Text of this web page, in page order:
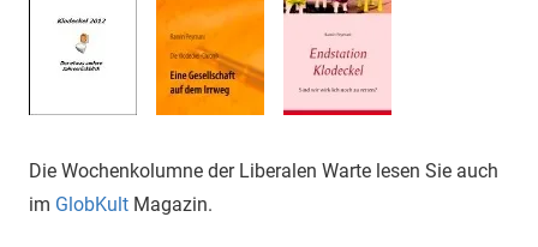
Die Wochenkolumne der Liberalen Warte lesen Sie auch
im GlobKult Magazin.